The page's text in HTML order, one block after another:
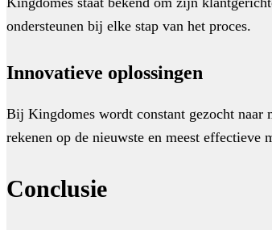
ondersteunen bij elke stap van het proces.
Innovatieve oplossingen
Bij Kingdomes wordt constant gezocht naar
rekenen op de nieuwste en meest effectieve
Conclusie